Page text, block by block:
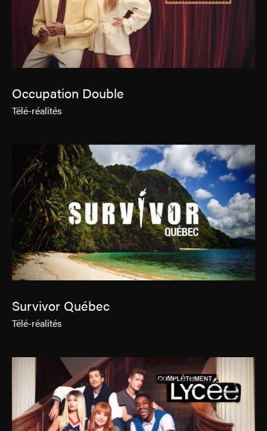
EN
Occupation Double
Télé-réalités
Survivor Québec
Télé-réalités